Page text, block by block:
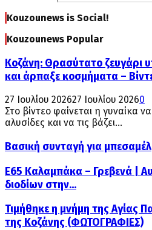
Kouzounews is Social!
Kouzounews Popular
Κοζάνη: Θρασύτατο ζευγάρι
και άρπαξε κοσμήματα –
27 Ιουλίου 202627 Ιουλίου 20260
Στο βίντεο φαίνεται η γυναίκα να
αλυσίδες και να τις βάζει...
Βασική συνταγή για μπεσαμέλ
Ε65 Καλαμπάκα – Γρεβενά |
διοδίων στην...
Τιμήθηκε η μνήμη της Αγίας
της Κοζάνης (ΦΩΤΟΓΡΑΦΙΕΣ)